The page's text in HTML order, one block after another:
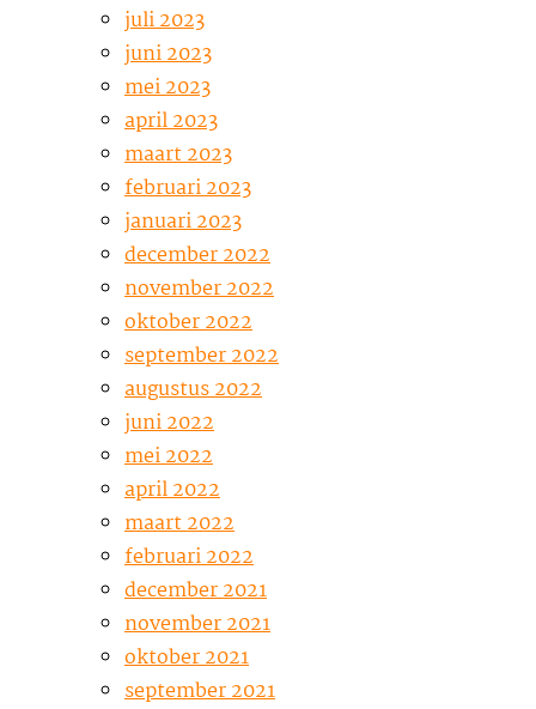
juli 2023
juni 2023
mei 2023
april 2023
maart 2023
februari 2023
januari 2023
december 2022
november 2022
oktober 2022
september 2022
augustus 2022
juni 2022
mei 2022
april 2022
maart 2022
februari 2022
december 2021
november 2021
oktober 2021
september 2021